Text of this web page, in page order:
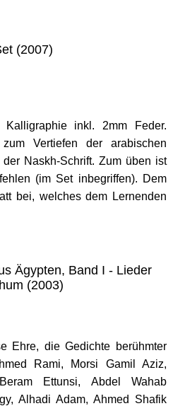
(2007)
Kalligraphie inkl. 2mm Feder.
Vertiefen der arabischen
Naskh-Schrift. Zum üben ist
(im Set inbegriffen). Dem
bei, welches dem Lernenden
Ägypten, Band I - Lieder
(2003)
Ehre, die Gedichte berühmter
Rami, Morsi Gamil Aziz,
Ettunsi, Abdel Wahab
Alhadi Adam, Ahmed Shafik